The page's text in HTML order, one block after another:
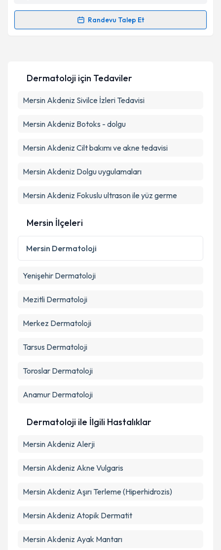
Kişisel verilerimin işlenmesine ilişkinAydınlatma
Takvim Talebini Gönder
Randevu Talep Et
Randevu Takvimi Talebi
takvim hazırlandığında e-posta ile bilgilendireceğiz.
E-posta Adresiniz
Kişisel verilerimin işlenmesine ilişkinAydınlatma
Takvim Talebini Gönder
Dermatoloji için Tedaviler
Mersin Akdeniz Sivilce İzleri Tedavisi
Mersin Akdeniz Botoks - dolgu
Mersin Akdeniz Cilt bakımı ve akne tedavisi
Mersin Akdeniz Dolgu uygulamaları
Mersin Akdeniz Fokuslu ultrason ile yüz germe
Mersin İlçeleri
Mersin Dermatoloji
Yenişehir Dermatoloji
Mezitli Dermatoloji
Merkez Dermatoloji
Tarsus Dermatoloji
Toroslar Dermatoloji
Anamur Dermatoloji
Dermatoloji ile İlgili Hastalıklar
Mersin Akdeniz Alerji
Mersin Akdeniz Akne Vulgaris
Mersin Akdeniz Aşırı Terleme (Hiperhidrozis)
Mersin Akdeniz Atopik Dermatit
Mersin Akdeniz Ayak Mantarı